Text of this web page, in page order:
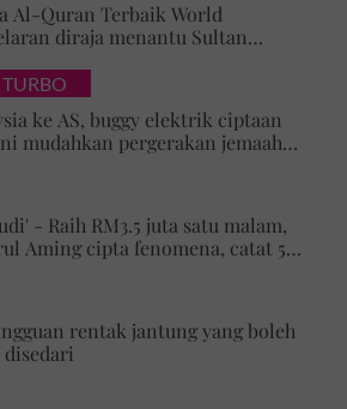
Al-Quran Terbaik World
diraja menantu Sultan
ke AS, buggy elektrik ciptaan
mudahkan pergerakan jemaah
- Raih RM3.5 juta satu malam,
Aming cipta fenomena, catat 5
rentak jantung yang boleh